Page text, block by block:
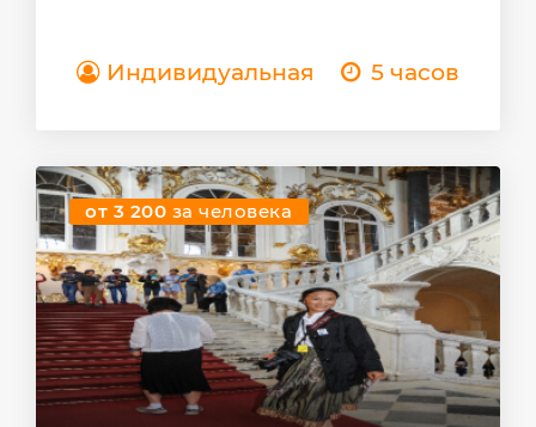
Индивидуальная 5 часов
от 3 200 за человека